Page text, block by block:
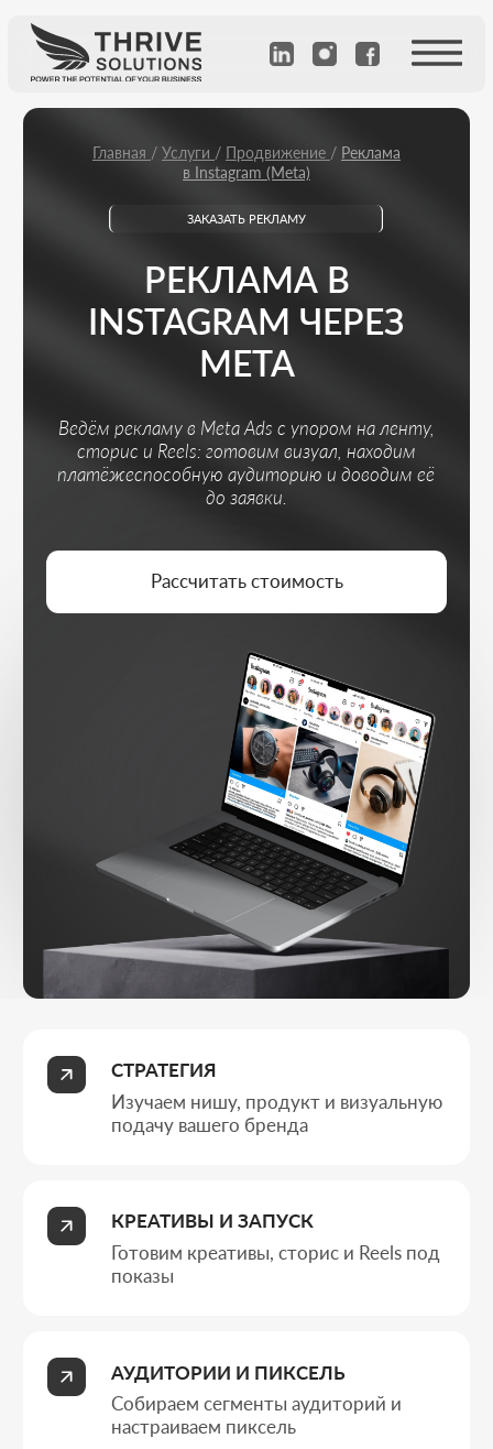
РЕКЛАМА В
INSTAGRAM ЧЕРЕЗ
META
Ведём рекламу в Meta Ads с упором на ленту,
сторис и Reels: готовим визуал, находим
платёжеспособную аудиторию и доводим её
до заявки.
ЗАКАЗАТЬ РЕКЛАМУ
Главная/Услуги/Продвижение /Реклама
Изучаем нишу, продукт и визуальную
Подбираем плейсменты и снижаем
стоимость заявки сразу
ТЕСТЫ И ОПТИМИЗАЦИЯ
Готовим креативы, сторис и Reels под
КРЕАТИВЫ И ЗАПУСК
Собираем сегменты аудиторий и
КОГДА ПРОДУКТ
ПРОДАЁТ
Типы бизнеса
Реклама в Instagram - это продажи через визуал в ленте,
сторис и Reels для платёжеспособной аудитории.